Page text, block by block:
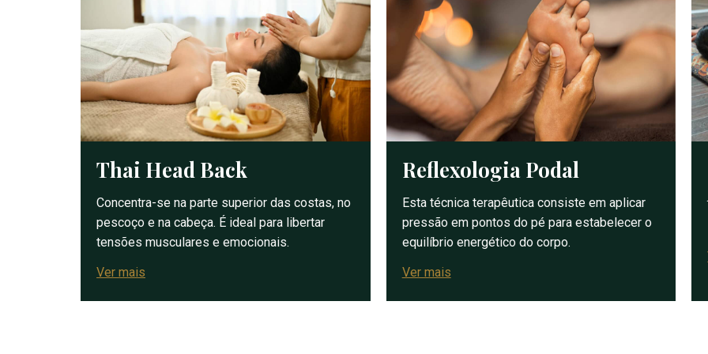
Thai Head Back
Concentra-se na parte superior das costas, no
pescoço e na cabeça. É ideal para libertar
tensões musculares e emocionais.
Ver mais
Reflexologia Podal
Esta técnica terapêutica consiste em aplicar
pressão em pontos do pé para estabelecer o
equilíbrio energético do corpo.
Ver mais